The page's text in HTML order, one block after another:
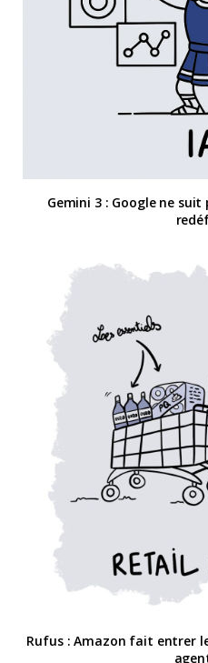
Gemini 3 : Google ne suit
Rufus : Amazon fait entrer